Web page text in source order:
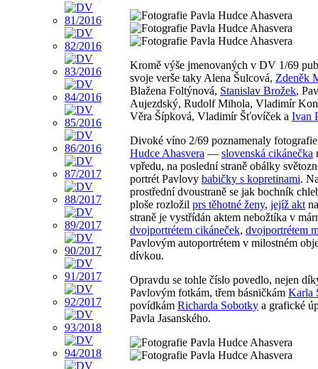
Kromě výše jmenovaných v DV 1/69
svoje verše taky Alena Šulcová, Zdeněk
Blažena Foltýnová, Stanislav Brožek,
Aujezdský, Rudolf Mihola, Vladimír
Věra Šípková, Vladimír Šťovíček a Ivan
Divoké víno 2/69 poznamenaly
Hudce Ahasvera — slovenská cikánečka
vpředu, na poslední straně obálky
portrét Pavlovy babičky s kopretinami.
prostřední dvoustraně se jak bochník
ploše rozložil prs těhotné ženy, jejíž akt
straně je vystřídán aktem nebožtíka v
dvojportrétem cikáneček, dvojportrétem
Pavlovým autoportrétem v milostném
dívkou.
Opravdu se tohle číslo povedlo, nejen
Pavlovým fotkám, třem básničkám Karla
povídkám Richarda Sobotky a grafické
Pavla Jasanského.